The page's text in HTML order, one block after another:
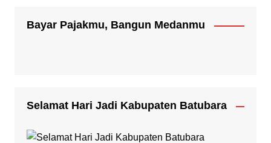
Bayar Pajakmu, Bangun Medanmu
Selamat Hari Jadi Kabupaten Batubara